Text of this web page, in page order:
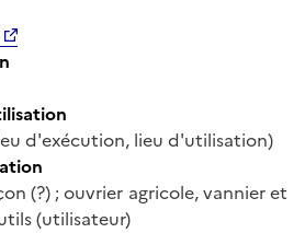
d'exécution, lieu d'utilisation)
(?) ; ouvrier agricole, vannier et
(utilisateur)